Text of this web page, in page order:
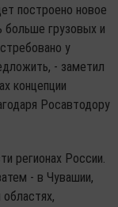
построено новое
грузовых и
у
- заметил
концепции
Росавтодору
регионах России.
- в Чувашии,